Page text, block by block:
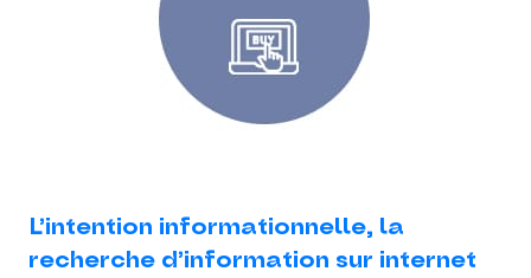
L’intention informationnelle, la
recherche d’information sur internet